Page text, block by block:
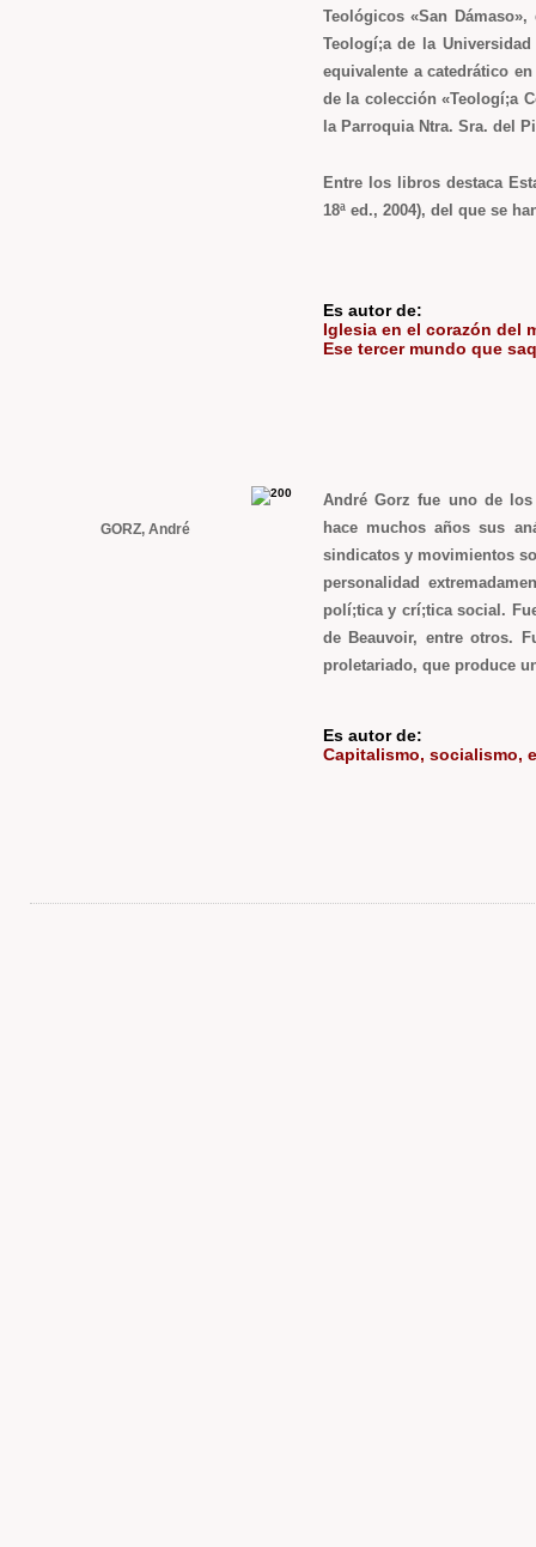
Teológicos «San
Teologí;a de la
equivalente a catedrático
de la colección «Teologí;a
la Parroquia Ntra. Sra. del
Entre los libros destaca
18ª ed., 2004), del que se
Es autor de:
Iglesia en el corazón del
Ese tercer mundo que
GORZ, André
André Gorz fue uno de los
hace muchos años sus
sindicatos y movimientos
personalidad
polí;tica y crí;tica social.
de Beauvoir, entre otros.
proletariado, que produce
Es autor de:
Capitalismo, socialismo,